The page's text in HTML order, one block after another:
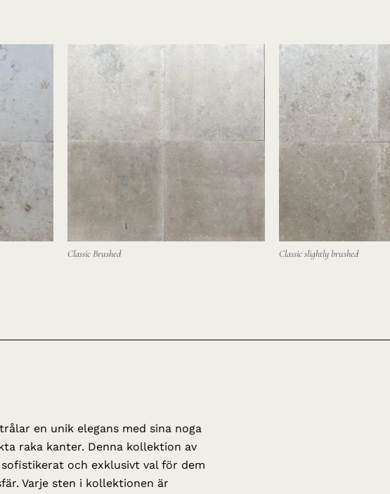
Classic Brushed Classic slightly brushed
en unik elegans med sina noga
raka kanter. Denna kollektion av
och exklusivt val för dem
Varje sten i kollektionen är